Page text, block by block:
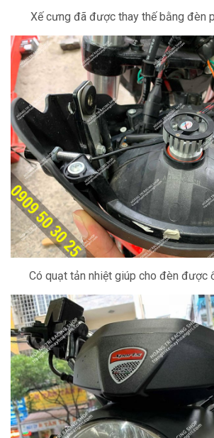
Xế cưng đã được thay thế bằng đèn
Có quạt tản nhiệt giúp cho đèn được